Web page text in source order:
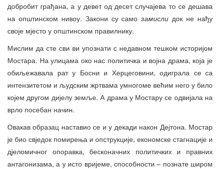
добробит грађана, а у девет од десет случајева то се дешава
на општинском нивоу. Закони су самозамисли док не нађу
своје мјесто у општинском правилнику.
Мислим да сте сви ви упознати с недавном тешком историјом
Мостара. На улицама око нас политичка и војна драма, која је
обиљежавала рат у Босни и Херцеговини, одиграла се са
интензитетом и људским жртвама умногоме већим него у било
којем другом дијелу земље. А драма у Мостару се одвијала на
врло посебан начин.
Овакав образац наставио се и у декади након Дејтона. Мостар
је био свједок помирења и опструкције, економске стагнације и
дјеломичног опоравка, бесконачних политичких и правних
антагонизама, а у исто вријеме, способности – познате широм